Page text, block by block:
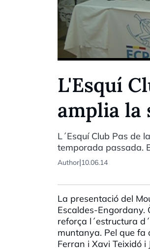
L'Esquí
amplia la
L´Esquí Club Pas de
temporada passada.
Author|10.06.14
La presentació del
Escaldes-Engordany.
reforça l´estructura
muntanya. Pel que fa
Ferran i Xavi Teixidó